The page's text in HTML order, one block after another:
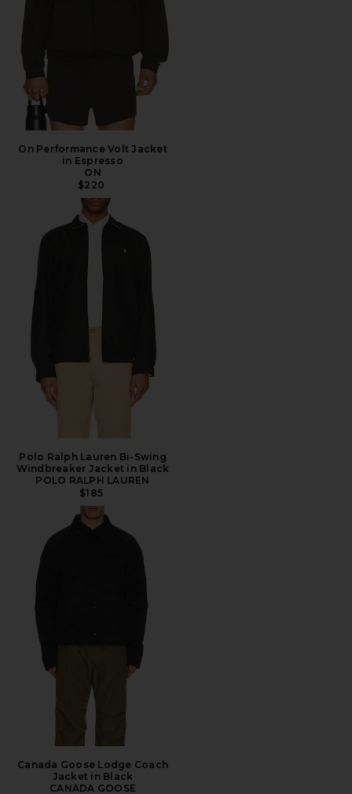
On Performance Volt Jacket
in Espresso
ON
$220
Polo Ralph Lauren Bi-Swing
Windbreaker Jacket in Black
POLO RALPH LAUREN
$185
Canada Goose Lodge Coach
Jacket in Black
CANADA GOOSE